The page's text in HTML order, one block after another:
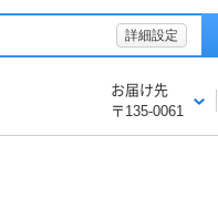
詳細設定
お届け先
〒135-0061